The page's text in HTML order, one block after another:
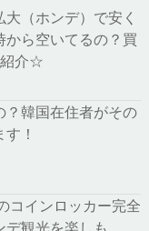
（ホンデ）で安く
から空いてるの？買
紹介☆
？韓国在住者がその
！
コインロッカー完全
デ観光を楽しも